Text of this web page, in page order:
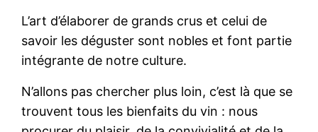
L’art d’élaborer de grands crus et celui de
savoir les déguster sont nobles et font partie
intégrante de notre culture.
N’allons pas chercher plus loin, c’est là que se
trouvent tous les bienfaits du vin : nous